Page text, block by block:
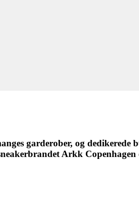
garderober, og
Arkk Copenhagen